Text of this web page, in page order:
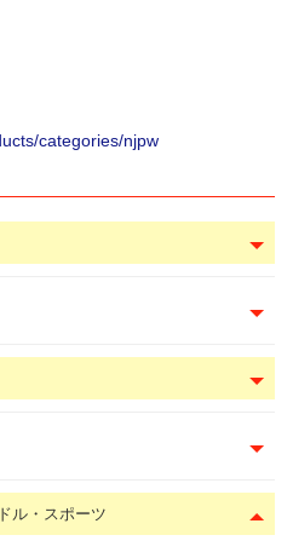
categories/njpw
ル・スポーツ